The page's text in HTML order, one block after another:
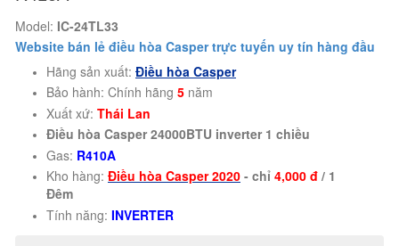
Model: IC-24TL33
Website bán lẻ điều hòa Casper trực tuyến uy tín hàng đầu
Hãng sản xuất: Điều hòa Casper
Bảo hành: Chính hãng 5 năm
Xuất xứ: Thái Lan
Điều hòa Casper 24000BTU inverter 1 chiều
Gas: R410A
Kho hàng: Điều hòa Casper 2020 - chỉ 4,000 đ / 1
Đêm
Tính năng: INVERTER